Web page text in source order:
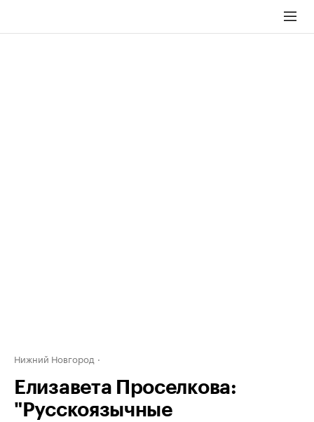
Нижний Новгород
Елизавета Проселкова:
"Русскоязычные